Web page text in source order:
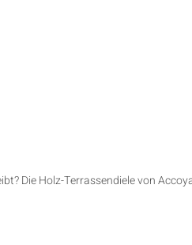
Die Holz-Terrassendiele von